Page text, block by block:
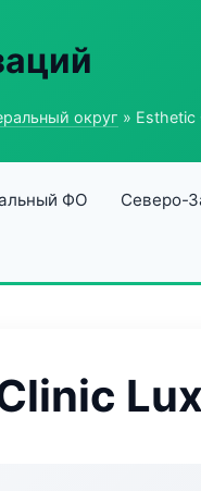
округ » Esthetic
ФО Северо-